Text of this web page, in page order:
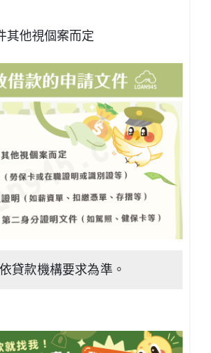
其他視個案而定
貸款機構要求為準。